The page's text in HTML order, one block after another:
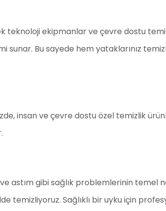
ekipmanlar ve çevre dostu
sunar. Bu sayede hem yataklarınız
insan ve çevre dostu özel temizlik
astım gibi sağlık problemlerinin temel
temizliyoruz. Sağlıklı bir uyku için